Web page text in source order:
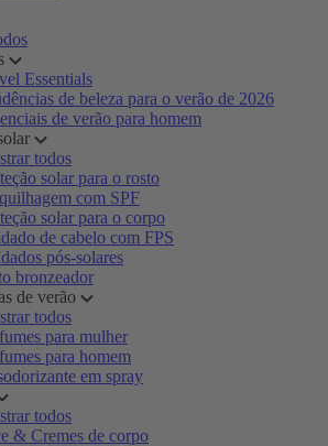
Essentials
de beleza para o verão de 2026
de verão para homem
todos
solar para o rosto
com SPF
solar para o corpo
de cabelo com FPS
pós-solares
bronzeador
de verão
todos
para mulher
para homem
em spray
todos
& Cremes de corpo